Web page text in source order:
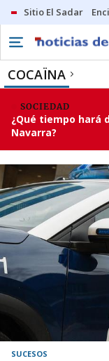
Sitio El Sadar
COCAÏNA
SOCIEDAD
¿Qué tiempo hará
Navarra?
SUCESOS